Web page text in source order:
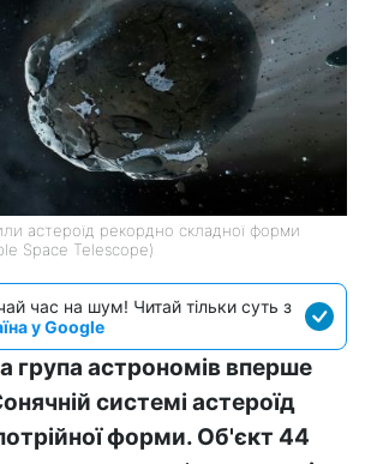
астероїд рекордно складної форми
Space Telescope)
час на шум! Читай тільки суть з
у Google
група астрономів вперше
системі астероїд
форми. Об'єкт 44